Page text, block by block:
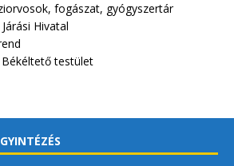
fogászat, gyógyszertár
Hivatal
testület